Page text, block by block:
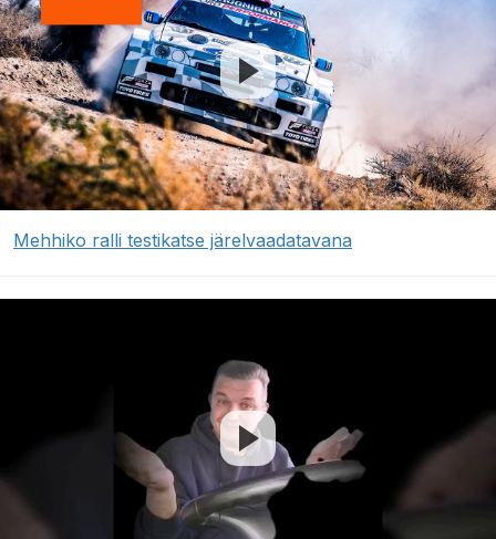
Mehhiko ralli testikatse järelvaadatavana